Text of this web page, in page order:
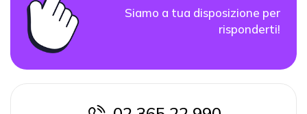
Siamo a tua disposizione per
risponderti!